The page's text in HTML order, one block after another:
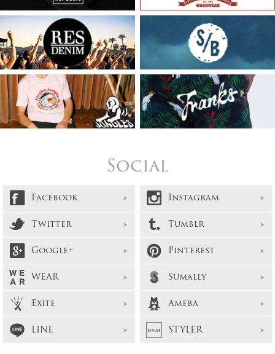
Social
Facebook
Instagram
Twitter
Tumblr
Google+
Pinterest
WEAR
Sumally
Exite
Ameba
LINE
STYLER